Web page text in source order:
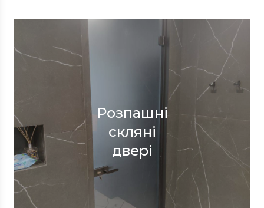
Розпашні
скляні
двері